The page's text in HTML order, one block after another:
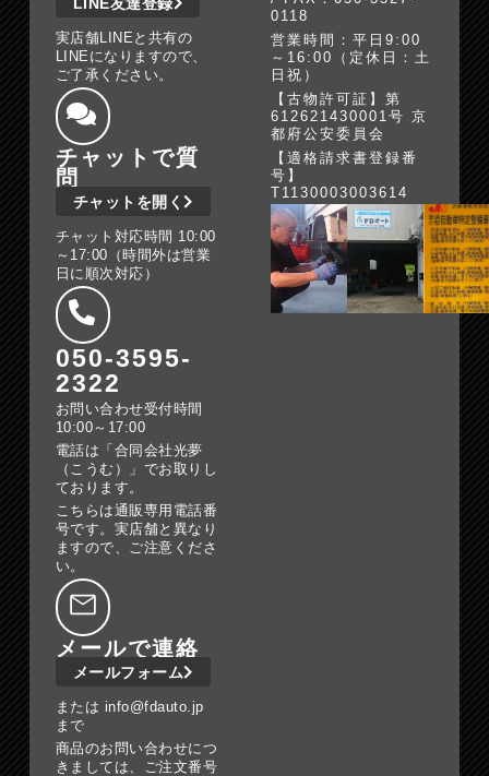
LINE友達登録
実店舗LINEと共有の
LINEになりますので、
ご了承ください。
チャットで質
問
チャットを開く
チャット対応時間 10:00
～17:00（時間外は営業
日に順次対応）
050-3595-
2322
お問い合わせ受付時間
10:00～17:00
電話は「合同会社光夢
（こうむ）」でお取りし
ております。
こちらは通販専用電話番
号です。実店舗と異なり
ますので、ご注意くださ
い。
メールで連絡
メールフォーム
または info@fdauto.jp
まで
商品のお問い合わせにつ
きましては、ご注文番号
0118
営業時間：平日9:00
～16:00（定休日：土
日祝）
【古物許可証】第
612621430001号 京
都府公安委員会
【適格請求書登録番
号】
T1130003003614